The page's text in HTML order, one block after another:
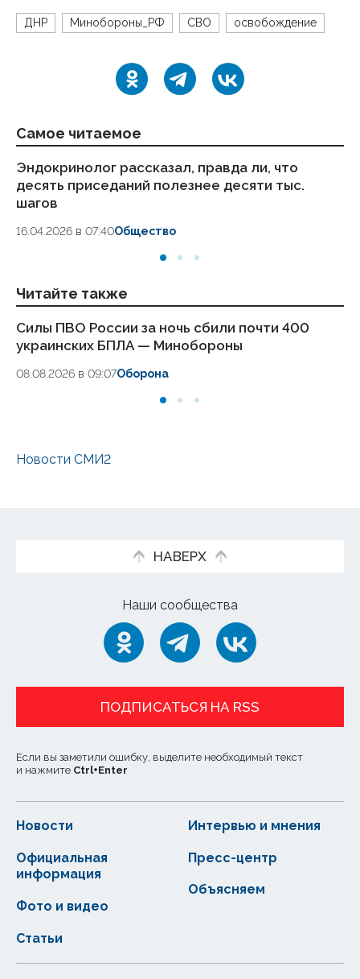
ДНР Минобороны_РФ СВО освобождение
Самое читаемое
Эндокринолог рассказал, правда ли, что
десять приседаний полезнее десяти тыс.
шагов
16.04.2026 в 07:40Общество
Читайте также
Силы ПВО России за ночь сбили почти 400
украинских БПЛА — Минобороны
08.08.2026 в 09:07Оборона
Новости СМИ2
НАВЕРХ
Наши сообщества
ПОДПИСАТЬСЯ НА RSS
Если вы заметили ошибку, выделите необходимый текст
и нажмите Ctrl+Enter
Новости
Статьи
Официальная
информация
Интервью и мнения
Фото и видео
Пресс-центр
Объясняем